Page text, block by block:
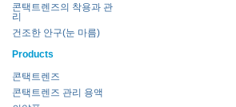
콘택트렌즈의 착용과 관
리
건조한 안구(눈 마름)
Products
콘택트렌즈
콘택트렌즈 관리 용액